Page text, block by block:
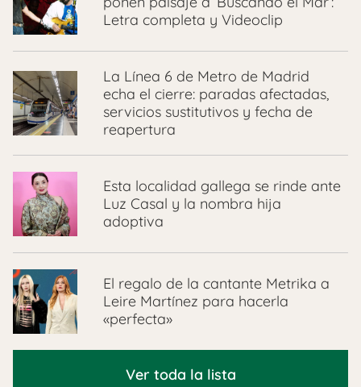
Letra completa y Videoclip
La Línea 6 de Metro de Madrid
echa el cierre: paradas afectadas,
servicios sustitutivos y fecha de
reapertura
Esta localidad gallega se rinde ante
Luz Casal y la nombra hija
adoptiva
El regalo de la cantante Metrika a
Leire Martínez para hacerla
«perfecta»
Ver toda la lista